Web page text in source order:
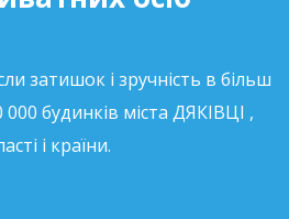
затишок і зручність в більш
будинків міста ДЯКІВЦІ ,
і країни.